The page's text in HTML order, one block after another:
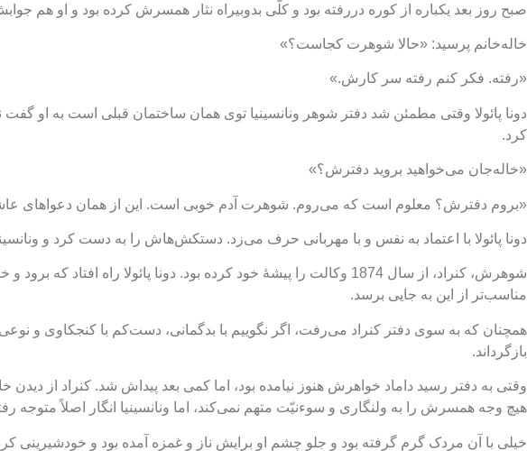
صبح روز بعد یکباره از کوره دررفته بود و کلّی بدوبیراه نثار همسرش کرده بود و او هم
خاله‌خانم پرسید: «حالا شوهرت کجاست؟»
«رفته. فکر کنم رفته سر کارش.»
دونا پائولا وقتی مطمئن شد دفتر شوهر ونانسینیا توی همان ساختمان قبلی است به
کرد.
«خاله‌جان می‌خواهید بروید دفترش؟»
«بروم دفترش؟ معلوم است که می‌روم. شوهرت آدم خوبی است. این از همان دعواهای عاشق و معشوق است. پلاک 104 بود، مگر نه؟ من می‌روم، تو هم
دونا پائولا با اعتماد به نفس و با مهربانی حرف می‌زد. دستکش‌هاش را به دست کرد و
شوهرش، کنراد، از سال 1874 وکالت را پیشۀ خود کرده بود. دونا
مناسب‌تر از این به جایی برسد.
همچنان که به سوی دفتر کنراد می‌رفت، اگر نگوییم با بدگمانی، دست‌کم با کنجکاوی و
بازگرداند.
وقتی به دفتر رسید داماد خواهرش هنوز نیامده بود، اما کمی بعد پیداش شد. کنراد از
هیچ وجه همسرش را به ولنگاری و سوء‌نیّت متهم نمی‌کند، اما ونانسینیا انگار اصلاً متوجه
خیلی با آن مردک گرم گرفته بود و جلو چشم او برایش ناز و غمزه آمده بود و